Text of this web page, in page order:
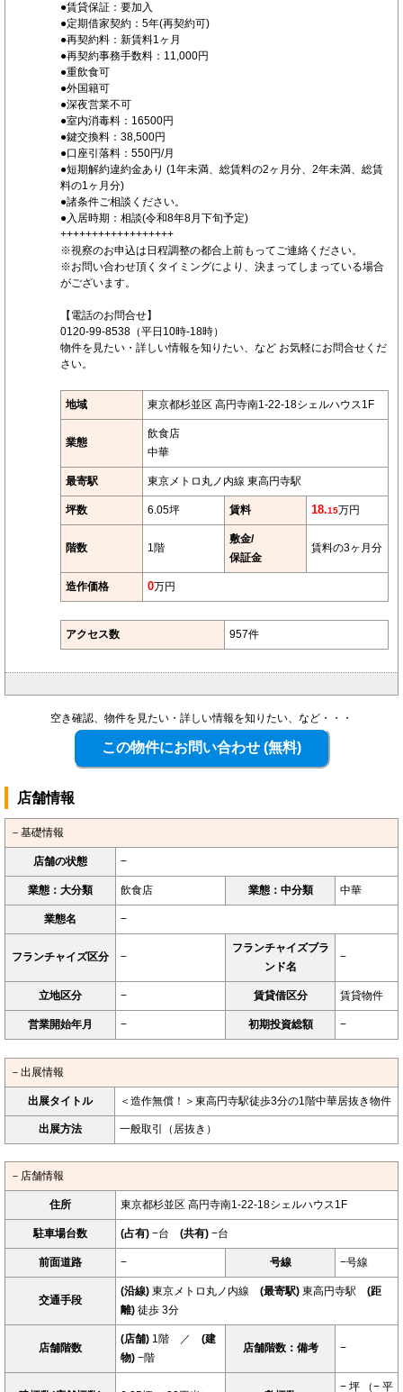
●賃貸保証：要加入
●定期借家契約：5年(再契約可)
●再契約料：新賃料1ヶ月
●再契約事務手数料：11,000円
●重飲食可
●外国籍可
●深夜営業不可
●室内消毒料：16500円
●鍵交換料：38,500円
●口座引落料：550円/月
●短期解約違約金あり (1年未満、総賃料の2ヶ月分、2年未満、総賃
料の1ヶ月分)
●諸条件ご相談ください。
●入居時期：相談(令和8年8月下旬予定)
++++++++++++++++++
※視察のお申込は日程調整の都合上前もってご連絡ください。
※お問い合わせ頂くタイミングにより、決まってしまっている場合
がございます。
【電話のお問合せ】
0120-99-8538（平日10時-18時）
物件を見たい・詳しい情報を知りたい、など お気軽にお問合せくだ
さい。
地域 東京都杉並区 高円寺南1-22-18シェルハウス1F
業態
飲食店
中華
最寄駅 東京メトロ丸ノ内線 東高円寺駅
坪数 6.05坪 賃料 18.15万円
階数 1階
敷金/
保証金
賃料の3ヶ月分
造作価格 0万円
アクセス数 957件
空き確認、物件を見たい・詳しい情報を知りたい、など・・・
店舗情報
－基礎情報
店舗の状態 −
業態：大分類 飲食店 業態：中分類 中華
業態名 −
フランチャイズ区分 −
フランチャイズブラ
ンド名
−
立地区分 − 賃貸借区分 賃貸物件
営業開始年月 − 初期投資総額 −
－出展情報
出展タイトル ＜造作無償！＞東高円寺駅徒歩3分の1階中華居抜き物件
出展方法 一般取引（居抜き）
－店舗情報
住所 東京都杉並区 高円寺南1-22-18シェルハウス1F
駐車場台数 (占有) −台 (共有) −台
前面道路 − 号線 −号線
交通手段
(沿線) 東京メトロ丸ノ内線 (最寄駅) 東高円寺駅 (距
離) 徒歩 3分
店舗階数
(店舗) 1階 ／ (建
物) −階
店舗階数：備考 −
− 坪 （− 平